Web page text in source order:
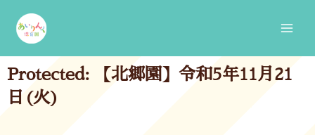
content
Protected: 【北郷園】令和5年11月21
日(火)